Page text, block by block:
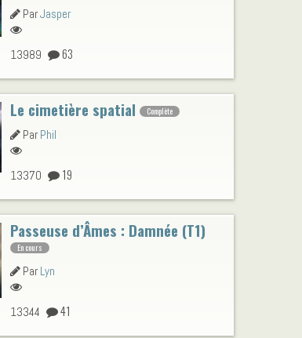
ParJasper
13989 63
Le cimetière spatial Complète
ParPhil
13370 19
Passeuse d’Âmes : Damnée (T1)
En cours
ParLyn
13344 41